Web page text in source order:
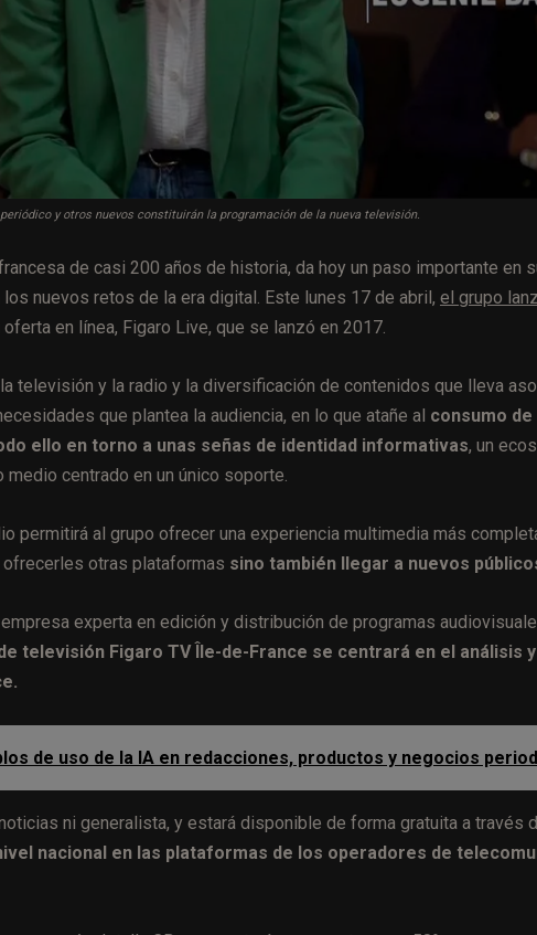
y otros nuevos constituirán la programación de la nueva televisión.
de casi 200 años de historia, da hoy un paso importante en
nuevos retos de la era digital. Este lunes 17 de abril, el grupo
en línea, Figaro Live, que se lanzó en 2017.
televisión y la radio y la diversificación de contenidos que lleva
que plantea la audiencia, en lo que atañe al consumo
ello en torno a unas señas de identidad informativas, un
medio centrado en un único soporte.
permitirá al grupo ofrecer una experiencia multimedia más
otras plataformas sino también llegar a nuevos
experta en edición y distribución de programas
televisión Figaro TV Île-de-France se centrará en el análisis
de uso de la IA en redacciones, productos y negocios
ni generalista, y estará disponible de forma gratuita a través
nacional en las plataformas de los operadores de